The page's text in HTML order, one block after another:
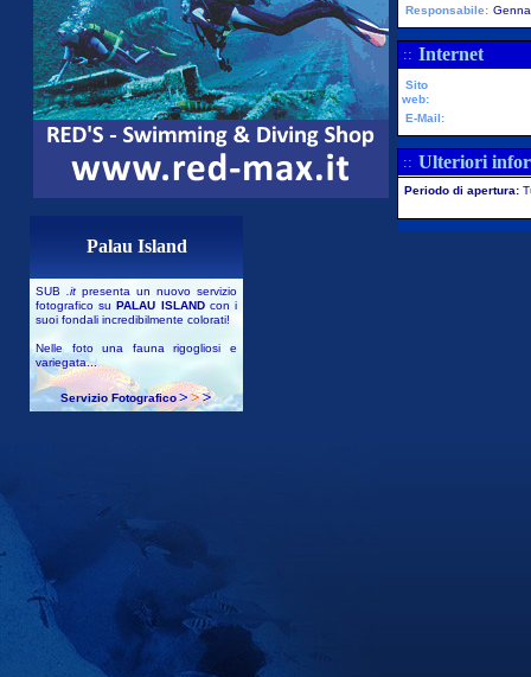
Palau Island
SUB .it presenta un nuovo servizio
fotografico suPALAU ISLANDcon i
suoi fondali incredibilmente colorati!
Nelle foto una fauna rigogliosi e
variegata...
Servizio Fotografico
Responsabile:
:: Internet
Sito
web:
E-Mail:
:: Ulteriori
Periodo di apertura: